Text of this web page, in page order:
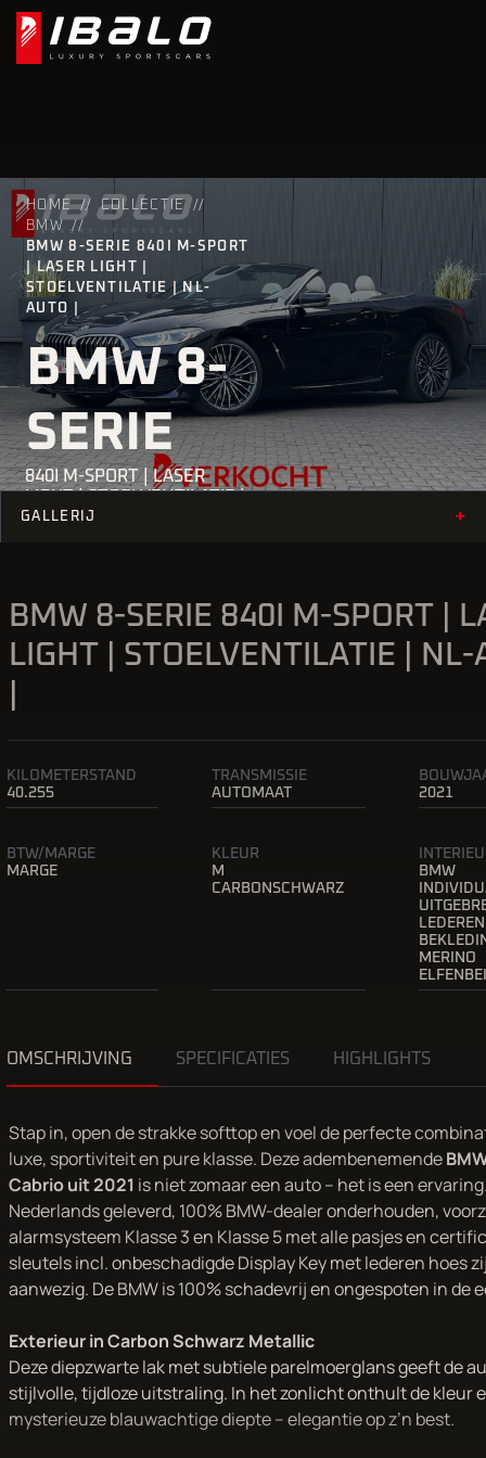
HOME
COLLECTIE
BMW
BMW 8-SERIE 840I M-SPORT
| LASER LIGHT |
STOELVENTILATIE | NL-
AUTO |
BMW 8-
SERIE
840I M-SPORT | LASER
LIGHT | STOELVENTILATIE |
NL-AUTO |
GALLERIJ +
BMW 8-SERIE 840I M-SPORT |
LIGHT | STOELVENTILATIE | NL-
KILOMETERSTAND
40.255
TRANSMISSIE
AUTOMAAT
2021
BTW/MARGE
MARGE
KLEUR
M
CARBONSCHWARZ
BMW
LEDEREN
MERINO
OMSCHRIJVING SPECIFICATIES HIGHLIGHTS
Stap in, open de strakke softtop en voel de perfecte
luxe, sportiviteit en pure klasse. Deze adembenemende
Cabrio uit 2021 is niet zomaar een auto – het is een
Nederlands geleverd, 100% BMW-dealer onderhouden,
alarmsysteem Klasse 3 en Klasse 5 met alle pasjes en
sleutels incl. onbeschadigde Display Key met lederen hoes
aanwezig. De BMW is 100% schadevrij en ongespoten in de
Exterieur in Carbon Schwarz Metallic
Deze diepzwarte lak met subtiele parelmoerglans geeft de
stijlvolle, tijdloze uitstraling. In het zonlicht onthult de kleur
mysterieuze blauwachtige diepte – elegantie op z’n best.